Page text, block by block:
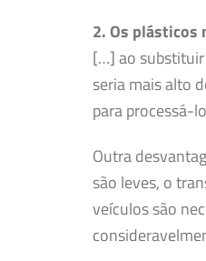
2. Os plásticos
[…] ao substituir
seria mais alto
para processá-
Outra
são leves, o
veículos são